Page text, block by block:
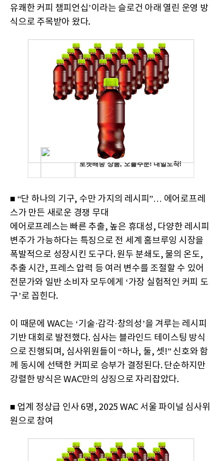
유쾌한 커피 챔피언십’이라는 슬로건 아래 열린 운영 방
식으로 주목받아 왔다.
■ “단 하나의 기구, 수만 가지의 레시피”… 에어로프레
스가 만든 새로운 경쟁 무대
에어로프레스는 빠른 추출, 높은 휴대성, 다양한 레시피
변주가 가능하다는 특징으로 전 세계 홈브루잉 시장을
폭발적으로 성장시킨 도구다. 원두 분쇄도, 물의 온도,
추출 시간, 프레스 압력 등 여러 변수를 조절할 수 있어
전문가와 일반 소비자 모두에게 ‘가장 실험적인 커피 도
구’로 꼽힌다.
이 때문에 WAC는 ‘기술·감각·창의성’을 겨루는 레시피
기반 대회로 발전했다. 심사는 블라인드 테이스팅 방식
으로 진행되며, 심사위원들이 “하나, 둘, 셋!” 신호와 함
께 동시에 선택한 커피로 승부가 결정된다. 단순하지만
강렬한 방식은 WAC만의 상징으로 자리잡았다.
■ 업계 정상급 인사 6명, 2025 WAC 서울 파이널 심사위
원으로 참여